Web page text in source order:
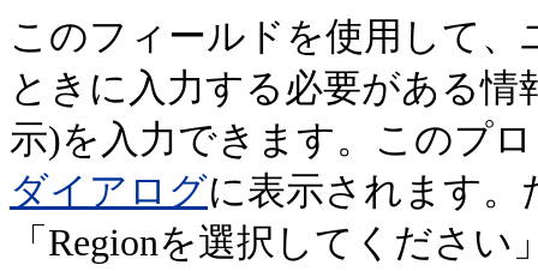
このフィールドを使用して
ときに入力する必要がある
示)を入力できます。このプ
ダイアログに表示されます
「Regionを選択してくださ